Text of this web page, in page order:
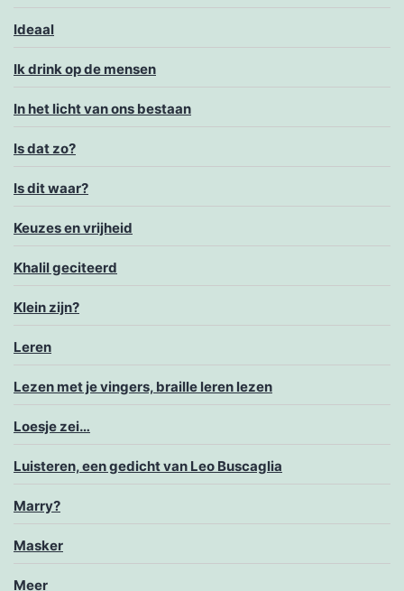
Ideaal
Ik drink op de mensen
In het licht van ons bestaan
Is dat zo?
Is dit waar?
Keuzes en vrijheid
Khalil geciteerd
Klein zijn?
Leren
Lezen met je vingers, braille leren lezen
Loesje zei…
Luisteren, een gedicht van Leo Buscaglia
Marry?
Masker
Meer